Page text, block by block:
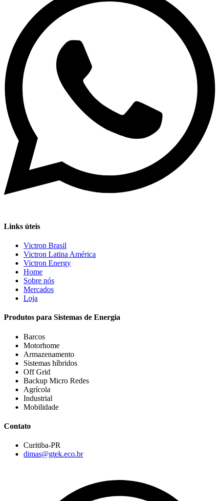
Links úteis
Victron Brasil
Victron Latina América
Victron Energy
Home
Sobre nós
Mercados
Loja
Produtos para Sistemas de Energia
Barcos
Motorhome
Armazenamento
Sistemas híbridos
Off Grid
Backup Micro Redes
Agrícola
Industrial
Mobilidade
Contato
Curitiba-PR
dimas@gtek.eco.br